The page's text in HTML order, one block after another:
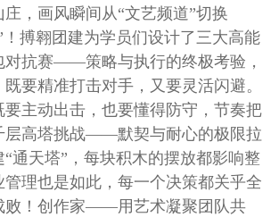
，画风瞬间从“文艺频道”切换
！搏翱团建为学员们设计了三大高能
对抗赛——策略与执行的终极考验，
要精准打击对手，又要灵活闪避。
主动出击，也要懂得防守，节奏把
层高塔挑战——默契与耐心的极限拉
通天塔”，每块积木的摆放都影响整
理也是如此，每一个决策都关乎全
！ 创作家——用艺术凝聚团队共